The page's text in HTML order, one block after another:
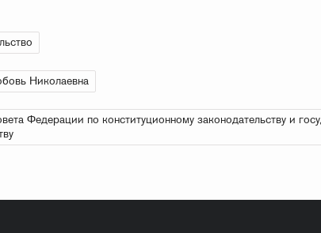
Николаевна
Федерации по конституционному законодательству и